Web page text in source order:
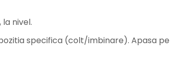
nivel.
specifica (colt/imbinare). Apasa